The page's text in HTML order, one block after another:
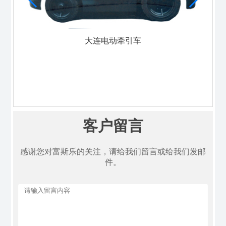
大连电动牵引车
客户留言
感谢您对富斯乐的关注，请给我们留言或给我们发邮
件。